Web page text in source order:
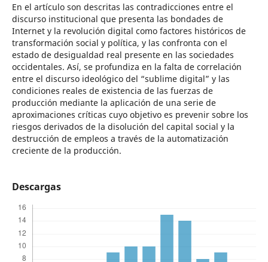
En el artículo son descritas las contradicciones entre el
discurso institucional que presenta las bondades de
Internet y la revolución digital como factores históricos de
transformación social y política, y las confronta con el
estado de desigualdad real presente en las sociedades
occidentales. Así, se profundiza en la falta de correlación
entre el discurso ideológico del “sublime digital” y las
condiciones reales de existencia de las fuerzas de
producción mediante la aplicación de una serie de
aproximaciones críticas cuyo objetivo es prevenir sobre los
riesgos derivados de la disolución del capital social y la
destrucción de empleos a través de la automatización
creciente de la producción.
Descargas